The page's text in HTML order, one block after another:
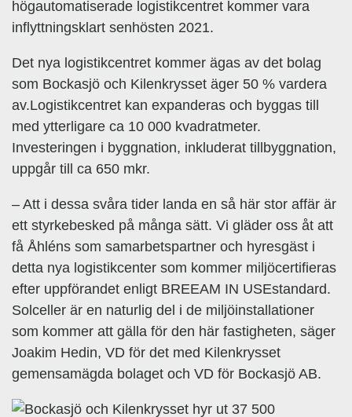
högautomatiserade logistikcentret kommer vara
inflyttningsklart senhösten 2021.
Det nya logistikcentret kommer ägas av det bolag
som Bockasjö och Kilenkrysset äger 50 % vardera
av.Logistikcentret kan expanderas och byggas till
med ytterligare ca 10 000 kvadratmeter.
Investeringen i byggnation, inkluderat tillbyggnation,
uppgår till ca 650 mkr.
– Att i dessa svåra tider landa en så här stor affär är
ett styrkebesked på många sätt. Vi gläder oss åt att
få Åhléns som samarbetspartner och hyresgäst i
detta nya logistikcenter som kommer miljöcertifieras
efter uppförandet enligt BREEAM IN USEstandard.
Solceller är en naturlig del i de miljöinstallationer
som kommer att gälla för den här fastigheten, säger
Joakim Hedin, VD för det med Kilenkrysset
gemensamägda bolaget och VD för Bockasjö AB.